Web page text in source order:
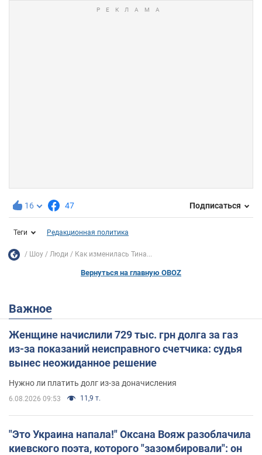
16 47 Подписаться
Теги Редакционная политика
Шоу Люди Как изменилась Тина...
Вернуться на главную OBOZ
Важное
Женщине начислили 729 тыс. грн долга за газ
из-за показаний неисправного счетчика: судья
вынес неожиданное решение
Нужно ли платить долг из-за доначисления
6.08.2026 09:53 11,9 т.
"Это Украина напала!" Оксана Вояж разоблачила
киевского поэта, которого "зазомбировали": он